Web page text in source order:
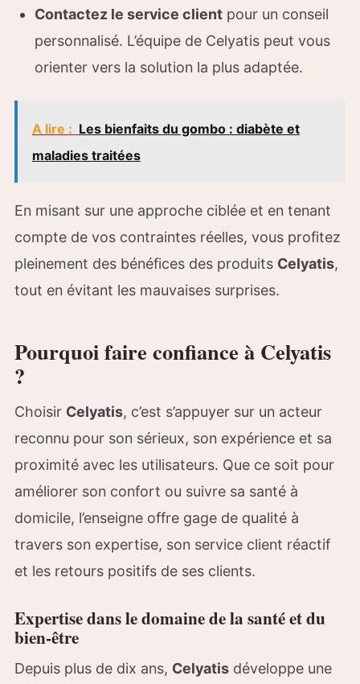
Contactez le service client pour un conseil
personnalisé. L’équipe de Celyatis peut vous
orienter vers la solution la plus adaptée.
A lire : Les bienfaits du gombo : diabète et
maladies traitées
En misant sur une approche ciblée et en tenant
compte de vos contraintes réelles, vous profitez
pleinement des bénéfices des produits Celyatis,
tout en évitant les mauvaises surprises.
Pourquoi faire confiance à Celyatis
?
Choisir Celyatis, c’est s’appuyer sur un acteur
reconnu pour son sérieux, son expérience et sa
proximité avec les utilisateurs. Que ce soit pour
améliorer son confort ou suivre sa santé à
domicile, l’enseigne offre gage de qualité à
travers son expertise, son service client réactif
et les retours positifs de ses clients.
Expertise dans le domaine de la santé et du
bien-être
Depuis plus de dix ans, Celyatis développe une